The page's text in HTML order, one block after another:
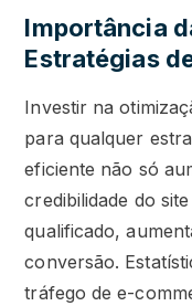
Importância
Estratégias
Investir na
para qualquer
eficiente não só
credibilidade do
qualificado,
conversão.
tráfego de e-